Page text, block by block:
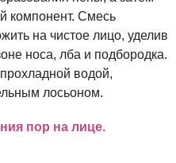
компонент. Смесь
на чистое лицо, уделив
носа, лба и подбородка.
водой,
лосьоном.
пор на лице.